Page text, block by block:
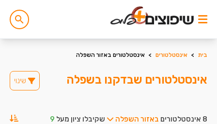
בית > אינסטלטורים > אינסטלטורים באזור השפלה
אינסטלטורים שבדקנו בשפלה שינוי
8 אינסטלטורים באזור השפלה שקיבלו ציון מעל 9